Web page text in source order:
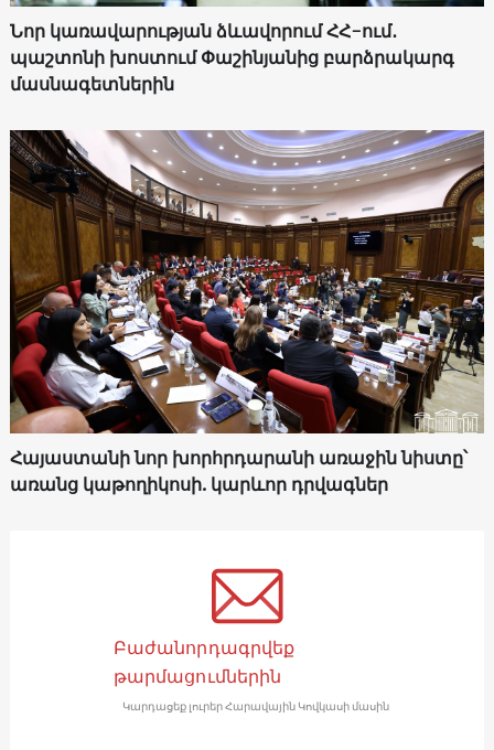
Նոր կառավարության ձևավորում ՀՀ-ում․
պաշտոնի խոստում Փաշինյանից բարձրակարգ
մասնագետներին
Հայաստանի նոր խորհրդարանի առաջին նիստը՝
առանց կաթողիկոսի. կարևոր դրվագներ
Բաժանորդագրվեք
թարմացումներին
Կարդացեք լուրեր Հարավային Կովկասի մասին